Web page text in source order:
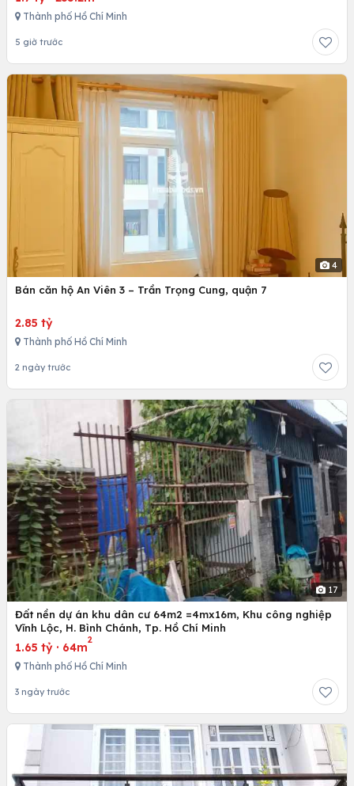
Thành phố Hồ Chí Minh
5 giờ trước
4
Bán căn hộ An Viên 3 – Trần Trọng Cung, quận 7
2.85 tỷ
Thành phố Hồ Chí Minh
2 ngày trước
17
Đất nền dự án khu dân cư 64m2 =4mx16m, Khu công nghiệp
Vĩnh Lộc, H. Bình Chánh, Tp. Hồ Chí Minh
1.65 tỷ · 64m
2
Thành phố Hồ Chí Minh
3 ngày trước